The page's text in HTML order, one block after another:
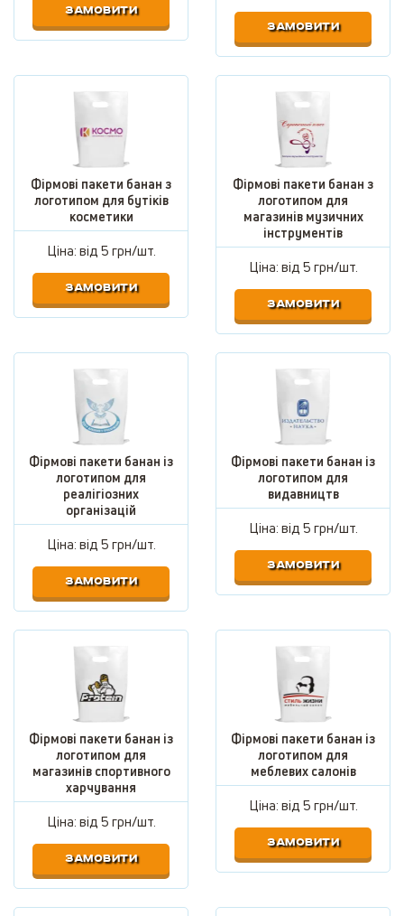
ЗАМОВИТИ
ЗАМОВИТИ
Фірмові пакети банан з
логотипом для бутіків
косметики
Ціна: від5 грн/шт.
ЗАМОВИТИ
Фірмові пакети банан з
логотипом для
магазинів музичних
інструментів
Ціна: від5 грн/шт.
ЗАМОВИТИ
Фірмові пакети банан із
логотипом для
реалігіозних
організацій
Ціна: від5 грн/шт.
ЗАМОВИТИ
Фірмові пакети банан із
логотипом для
видавництв
Ціна: від5 грн/шт.
ЗАМОВИТИ
Фірмові пакети банан із
логотипом для
магазинів спортивного
харчування
Ціна: від5 грн/шт.
ЗАМОВИТИ
Фірмові пакети банан із
логотипом для
меблевих салонів
Ціна: від5 грн/шт.
ЗАМОВИТИ